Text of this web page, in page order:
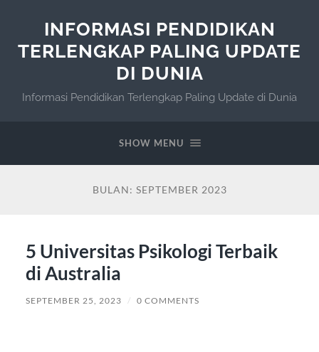
INFORMASI PENDIDIKAN
TERLENGKAP PALING UPDATE
DI DUNIA
Informasi Pendidikan Terlengkap Paling Update di Dunia
SHOW MENU
BULAN: SEPTEMBER 2023
5 Universitas Psikologi Terbaik
di Australia
SEPTEMBER 25, 2023 / 0 COMMENTS